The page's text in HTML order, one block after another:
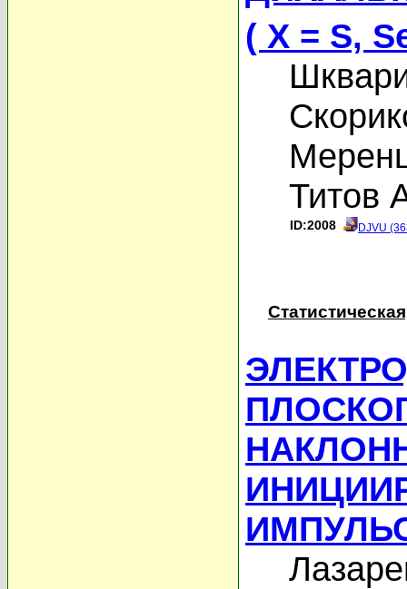
( X = S,
Титов
ID:2008 DJVU